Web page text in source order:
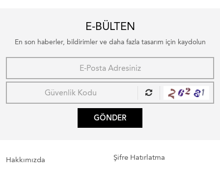
E-BÜLTEN
En son haberler, bildirimler ve daha fazla tasarım için kaydolun
GÖNDER
Hakkımızda Şifre Hatırlatma